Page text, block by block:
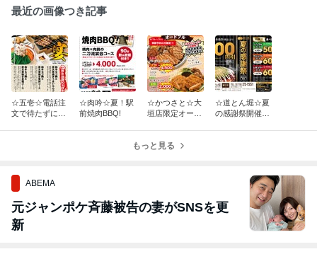
最近の画像つき記事
☆五壱☆電話注
文で待たずにお
☆肉吟☆夏！駅
前焼肉BBQ!
☆かつさと☆大
垣店限定オード
に！
☆道とん堀☆夏
の感謝祭開催中
もっと見る
ABEMA
元ジャンポケ斉藤被告の妻がSNSを更
新